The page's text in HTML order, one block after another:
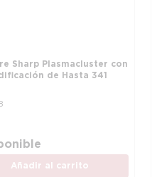
Sharp Plasmacluster con
de Hasta 341
Añadir al carrito